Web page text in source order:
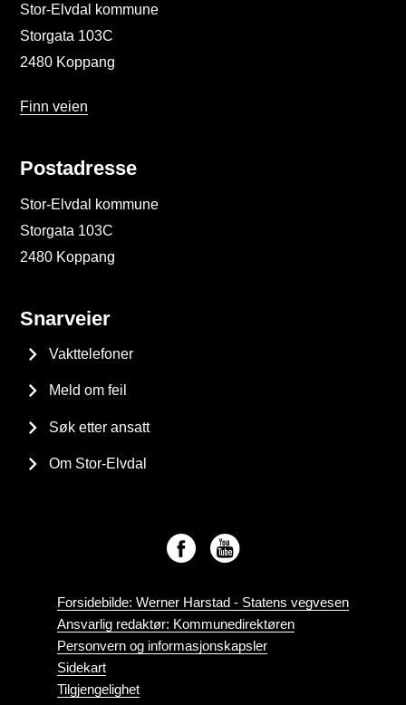
Stor-Elvdal kommune
Storgata 103C
2480 Koppang
Finn veien
Postadresse
Stor-Elvdal kommune
Storgata 103C
2480 Koppang
Snarveier
Vakttelefoner
Meld om feil
Søk etter ansatt
Om Stor-Elvdal
Forsidebilde: Werner Harstad - Statens vegvesen
Ansvarlig redaktør: Kommunedirektøren
Personvern og informasjonskapsler
Sidekart
Tilgjengelighet